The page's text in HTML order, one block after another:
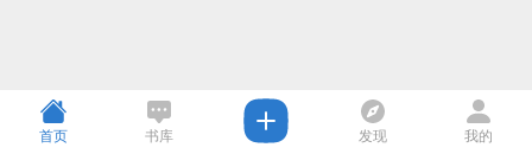
首页 书库 发现 我的